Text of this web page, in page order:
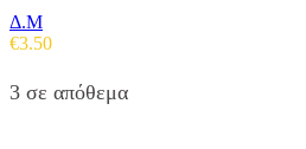
Δ.Μ
€3.50
3 σε απόθεμα